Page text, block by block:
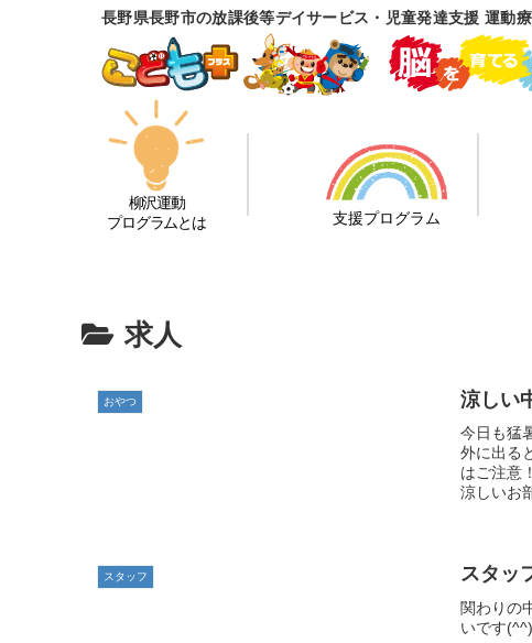
長野県長野市の放課後等デイサービス・児童発達支援 運動
柳沢運動
プログラムとは
支援プログラム
求人
おやつ 涼しい
今日も猛
外に出る
はご注意
涼しいお
スタッフ スタッ
関わりの
いです